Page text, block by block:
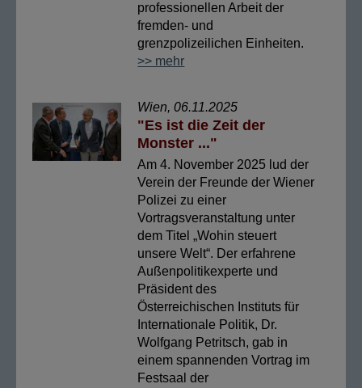
professionellen Arbeit der
fremden- und
grenzpolizeilichen Einheiten.
>> mehr
Wien, 06.11.2025
"Es ist die Zeit der
Monster ..."
Am 4. November 2025 lud der
Verein der Freunde der Wiener
Polizei zu einer
Vortragsveranstaltung unter
dem Titel „Wohin steuert
unsere Welt“. Der erfahrene
Außenpolitikexperte und
Präsident des
Österreichischen Instituts für
Internationale Politik, Dr.
Wolfgang Petritsch, gab in
einem spannenden Vortrag im
Festsaal der